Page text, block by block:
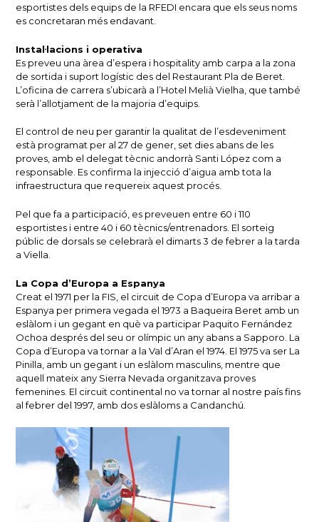
esportistes dels equips de la RFEDI encara que els seus noms
es concretaran més endavant.
Instal·lacions i operativa
Es preveu una àrea d’espera i hospitality amb carpa a la zona
de sortida i suport logístic des del Restaurant Pla de Beret.
L’oficina de carrera s’ubicarà a l’Hotel Melià Vielha, que també
serà l’allotjament de la majoria d’equips.
El control de neu per garantir la qualitat de l’esdeveniment
està programat per al 27 de gener, set dies abans de les
proves, amb el delegat tècnic andorrà Santi López com a
responsable. Es confirma la injecció d’aigua amb tota la
infraestructura que requereix aquest procés.
Pel que fa a participació, es preveuen entre 60 i 110
esportistes i entre 40 i 60 tècnics/entrenadors. El sorteig
públic de dorsals se celebrarà el dimarts 3 de febrer a la tarda
a Viella.
La Copa d’Europa a Espanya
Creat el 1971 per la FIS, el circuit de Copa d’Europa va arribar a
Espanya per primera vegada el 1973 a Baqueira Beret amb un
eslàlom i un gegant en què va participar Paquito Fernández
Ochoa després del seu or olímpic un any abans a Sapporo. La
Copa d’Europa va tornar a la Val d’Aran el 1974. El 1975 va ser La
Pinilla, amb un gegant i un eslàlom masculins, mentre que
aquell mateix any Sierra Nevada organitzava proves
femenines. El circuit continental no va tornar al nostre país fins
al febrer del 1997, amb dos eslàloms a Candanchú.